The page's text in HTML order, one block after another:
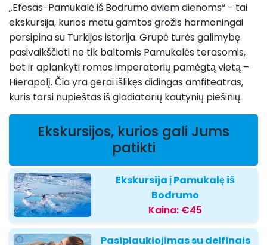
„Efesas-Pamukalė iš Bodrumo dviem dienoms“ - tai
ekskursija, kurios metu gamtos grožis harmoningai
persipina su Turkijos istorija. Grupė turės galimybę
pasivaikščioti ne tik baltomis Pamukalės terasomis,
bet ir aplankyti romos imperatorių pamėgtą vietą –
Hierapolį. Čia yra gerai išlikęs didingas amfiteatras,
kuris tarsi nupieštas iš gladiatorių kautynių piešinių.
Ekskursijos, kurios gali Jums
patikti
Ekskursija į Pamukalę iš
Bodrumo
Kaina: €45
Pasiplaukiojimas su delfinais